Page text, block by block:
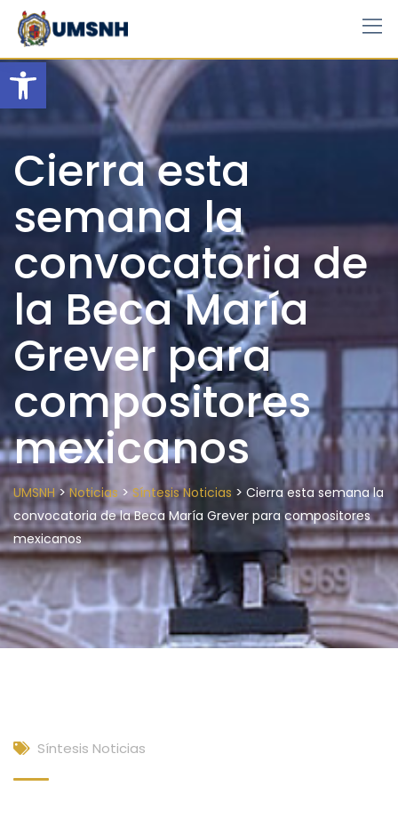
Open toolbar
Skip
content
Cierra esta
semana la
convocatoria de
la Beca María
Grever para
compositores
mexicanos
UMSNH> Noticias > Síntesis Noticias > Cierra esta semana la
convocatoria de la Beca María Grever para compositores
mexicanos
Síntesis Noticias